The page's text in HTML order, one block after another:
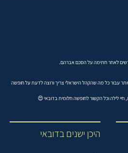
עבור כל מה שהקהל הישראלי צריך ורוצה לדעת על חופשה
לילה וכל הקשור לחופשה חלומית בדובאי 😍
היכן ישנים בדובאי